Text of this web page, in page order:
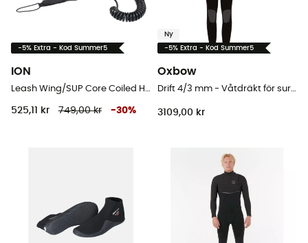
-5% Extra - Kod Summer5
ION
Leash Wing/SUP Core Coiled Hip Safety - Leash
525,11 kr 749,00 kr -30%
Ny
-5% Extra - Kod Summer5
Oxbow
Drift 4/3 mm - Våtdräkt för surfing - Dam
3109,00 kr